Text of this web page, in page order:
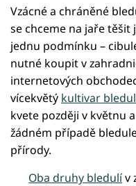
Vzácné a chráněné
se chceme na jaře těšit
jednu podmínku –
nutné koupit v
internetových
vícekvětý kultivar
kvete později v květnu
žádném případě
přírody.
Oba druhy bledulív